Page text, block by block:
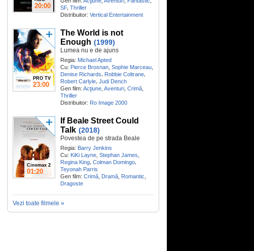
20:00
SF, Thriller
Distribuitor: Vertical Entertainment
PRO TV
23:00
The World is not
Enough (1999)
Lumea nu e de ajuns
Regia: Michael Apted
Cu: Pierce Brosnan Sophie Marceau
Denise Richards, Robbie Coltrane,
Robert Carlyle, Judi Dench
Gen film: Acţiune Aventuri Crimă
Thriller
Distribuitor: Ro Image 2000
Cinemax 2
01:20
If Beale Street Could
Talk (2018)
Povestea de pe strada Beale
Regia: Barry Jenkins
Cu: KiKi Layne Stephan James
Regina King, Colman Domingo,
Teyonah Parris
Gen film: Crimă Dramă Romantic
Dragoste
Vezi toate filmele »